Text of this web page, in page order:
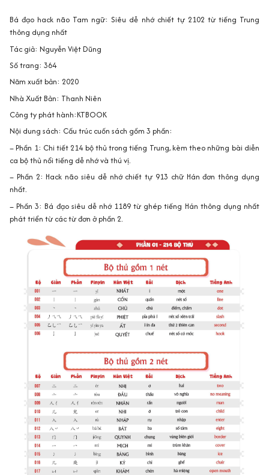
Bá đạo hack não Tam ngữ: Siêu dễ nhớ chiết tự 2102 từ tiếng Trung
thông dụng nhất
Tác giả: Nguyễn Việt Dũng
Số trang: 364
Năm xuất bản: 2020
Nhà Xuất Bản: Thanh Niên
Công ty phát hành:KTBOOK
Nội dung sách: Cấu trúc cuốn sách gồm 3 phần:
– Phần 1: Chi tiết 214 bộ thủ trong tiếng Trung, kèm theo những bài diễn
ca bộ thủ nổi tiếng dễ nhớ và thú vị.
– Phần 2: Hack não siêu dễ nhớ chiết tự 913 chữ Hán đơn thông dụng
nhất.
– Phần 3: Bá đạo siêu dễ nhớ 1189 từ ghép tiếng Hán thông dụng nhất
phát triển từ các từ đơn ở phần 2.